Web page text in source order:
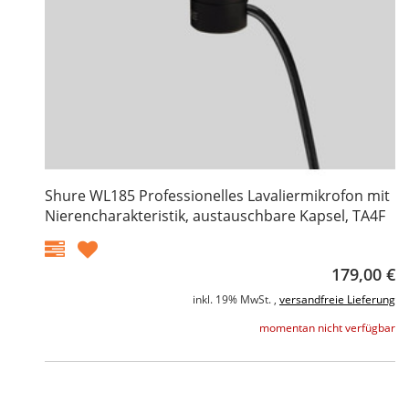
Shure WL185 Professionelles Lavaliermikrofon mit
Nierencharakteristik, austauschbare Kapsel, TA4F
179,00 €
inkl. 19% MwSt. , versandfreie Lieferung
momentan nicht verfügbar